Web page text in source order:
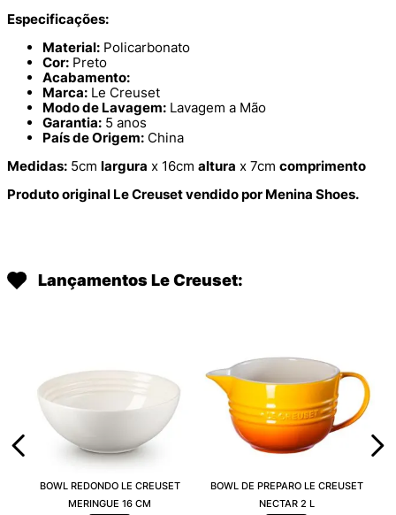
Especificações:
Material: Policarbonato
Cor: Preto
Acabamento:
Marca: Le Creuset
Modo de Lavagem: Lavagem a Mão
Garantia: 5 anos
País de Origem: China
Medidas: 5cm largura x 16cm altura x 7cm comprimento
Produto original Le Creuset vendido por Menina Shoes.
Lançamentos Le Creuset:
BOWL REDONDO LE CREUSET
MERINGUE 16 CM
BOWL DE PREPARO LE CREUSET
NECTAR 2 L